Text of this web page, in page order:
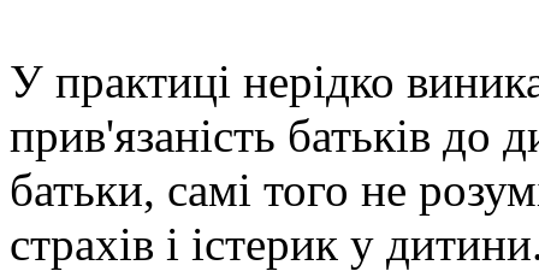
У практиці нерідко
прив'язаність батьків до
батьки, самі того не
страхів і істерик у